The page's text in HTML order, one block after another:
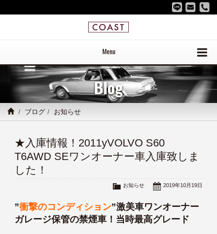
Menu
Blog
ブログ お知らせ
★入庫情報！2011yVOLVO S60
T6AWD SEワンオーナー車入庫致しま
した！
2019年10月19日
お知らせ
”衝撃のコンディション”激美車ワンオーナー
ガレージ保管の禁煙車！当時最高グレード